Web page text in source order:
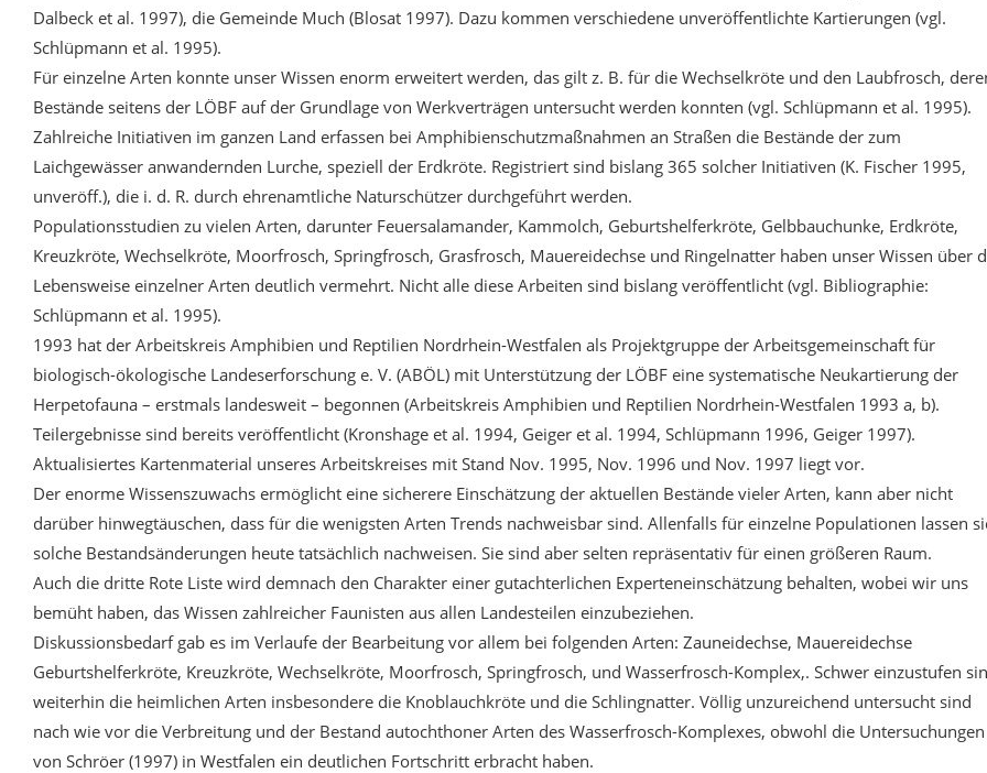
Dalbeck et al. 1997), die Gemeinde Much (Blosat 1997). Dazu kommen verschiedene unveröffentlichte Kartierungen (vgl.
Schlüpmann et al. 1995).
Für einzelne Arten konnte unser Wissen enorm erweitert werden, das gilt z. B. für die Wechselkröte und den Laubfrosch,
Bestände seitens der LÖBF auf der Grundlage von Werkverträgen untersucht werden konnten (vgl. Schlüpmann et al. 1995).
Zahlreiche Initiativen im ganzen Land erfassen bei Amphibienschutzmaßnahmen an Straßen die Bestände der zum
Laichgewässer anwandernden Lurche, speziell der Erdkröte. Registriert sind bislang 365 solcher Initiativen (K. Fischer 1995,
unveröff.), die i. d. R. durch ehrenamtliche Naturschützer durchgeführt werden.
Populationsstudien zu vielen Arten, darunter Feuersalamander, Kammolch, Geburtshelferkröte, Gelbbauchunke, Erdkröte,
Kreuzkröte, Wechselkröte, Moorfrosch, Springfrosch, Grasfrosch, Mauereidechse und Ringelnatter haben unser Wissen über
Lebensweise einzelner Arten deutlich vermehrt. Nicht alle diese Arbeiten sind bislang veröffentlicht (vgl. Bibliographie:
Schlüpmann et al. 1995).
1993 hat der Arbeitskreis Amphibien und Reptilien Nordrhein-Westfalen als Projektgruppe der Arbeitsgemeinschaft für
biologisch-ökologische Landeserforschung e. V. (ABÖL) mit Unterstützung der LÖBF eine systematische Neukartierung der
Herpetofauna – erstmals landesweit – begonnen (Arbeitskreis Amphibien und Reptilien Nordrhein-Westfalen 1993 a, b).
Teilergebnisse sind bereits veröffentlicht (Kronshage et al. 1994, Geiger et al. 1994, Schlüpmann 1996, Geiger 1997).
Aktualisiertes Kartenmaterial unseres Arbeitskreises mit Stand Nov. 1995, Nov. 1996 und Nov. 1997 liegt vor.
Der enorme Wissenszuwachs ermöglicht eine sicherere Einschätzung der aktuellen Bestände vieler Arten, kann aber nicht
darüber hinwegtäuschen, dass für die wenigsten Arten Trends nachweisbar sind. Allenfalls für einzelne Populationen lassen
solche Bestandsänderungen heute tatsächlich nachweisen. Sie sind aber selten repräsentativ für einen größeren Raum.
Auch die dritte Rote Liste wird demnach den Charakter einer gutachterlichen Experteneinschätzung behalten, wobei wir uns
bemüht haben, das Wissen zahlreicher Faunisten aus allen Landesteilen einzubeziehen.
Diskussionsbedarf gab es im Verlaufe der Bearbeitung vor allem bei folgenden Arten: Zauneidechse, Mauereidechse
Geburtshelferkröte, Kreuzkröte, Wechselkröte, Moorfrosch, Springfrosch, und Wasserfrosch-Komplex,. Schwer einzustufen
weiterhin die heimlichen Arten insbesondere die Knoblauchkröte und die Schlingnatter. Völlig unzureichend untersucht sind
nach wie vor die Verbreitung und der Bestand autochthoner Arten des Wasserfrosch-Komplexes, obwohl die Untersuchungen
von Schröer (1997) in Westfalen ein deutlichen Fortschritt erbracht haben.